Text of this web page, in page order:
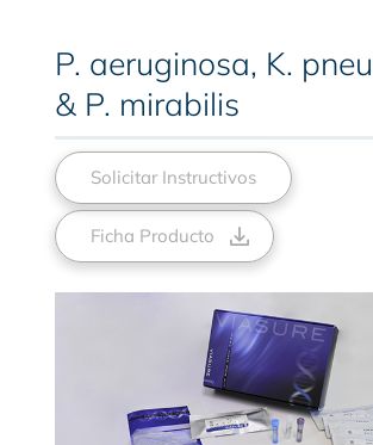
P. aeruginosa, K.
& P. mirabilis
Solicitar Instructivos
Ficha Producto